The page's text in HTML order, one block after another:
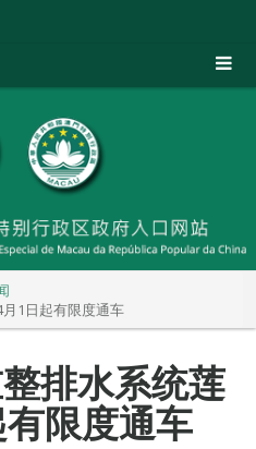
1日起有限度通车
排水系统莲
限度通车